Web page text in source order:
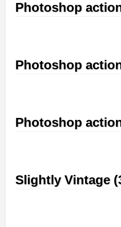
Photoshop
Photoshop
Photoshop
Slightly Vintage